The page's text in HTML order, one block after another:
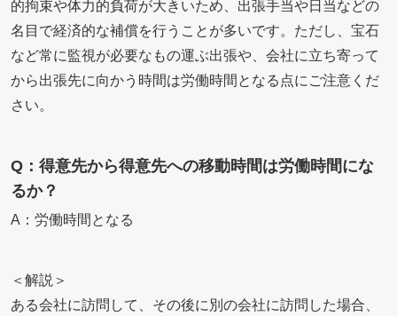
的拘束や体力的負荷が大きいため、出張手当や日当などの
名目で経済的な補償を行うことが多いです。ただし、宝石
など常に監視が必要なもの運ぶ出張や、会社に立ち寄って
から出張先に向かう時間は労働時間となる点にご注意くだ
さい。
Q：得意先から得意先への移動時間は労働時間にな
るか？
A：労働時間となる
＜解説＞
ある会社に訪問して、その後に別の会社に訪問した場合、